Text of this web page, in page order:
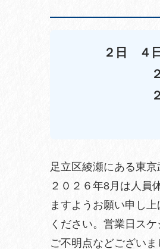
２日 ４
足立区綾瀬にある東
２０２６年8月は人員
ますようお願い申し
ください。営業日ス
ご不明点などござい